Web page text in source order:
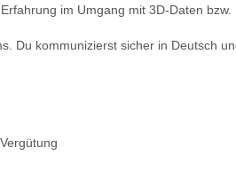
im Umgang mit 3D-Daten bzw.
Du kommunizierst sicher in Deutsch